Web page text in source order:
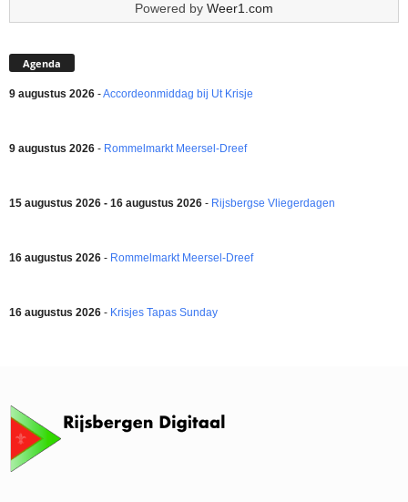
Powered by Weer1.com
Agenda
9 augustus 2026 -Accordeonmiddag bij Ut Krisje
9 augustus 2026 - Rommelmarkt Meersel-Dreef
15 augustus 2026 - 16 augustus 2026 - Rijsbergse Vliegerdagen
16 augustus 2026 - Rommelmarkt Meersel-Dreef
16 augustus 2026 - Krisjes Tapas Sunday